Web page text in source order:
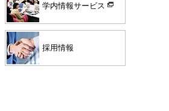
学内情報サービス
採用情報